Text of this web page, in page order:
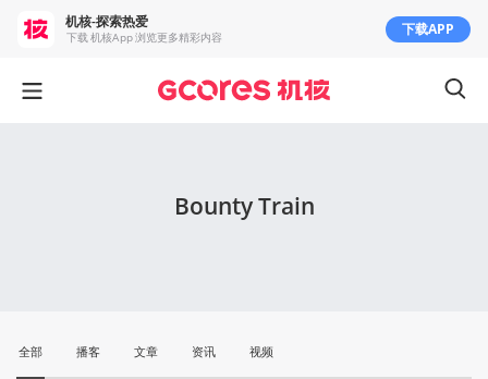
Bounty Train
全部 播客 文章 资讯 视频
机核-探索热爱
下载 机核App 浏览更多精彩内容 下载APP